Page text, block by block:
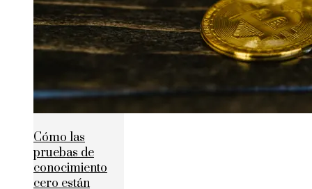
Cómo las
pruebas de
conocimiento
cero están